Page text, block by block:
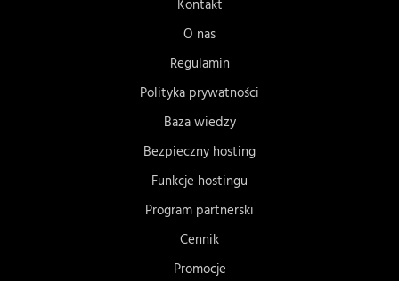
Kontakt
O nas
Regulamin
Polityka prywatności
Baza wiedzy
Bezpieczny hosting
Funkcje hostingu
Program partnerski
Cennik
Promocje